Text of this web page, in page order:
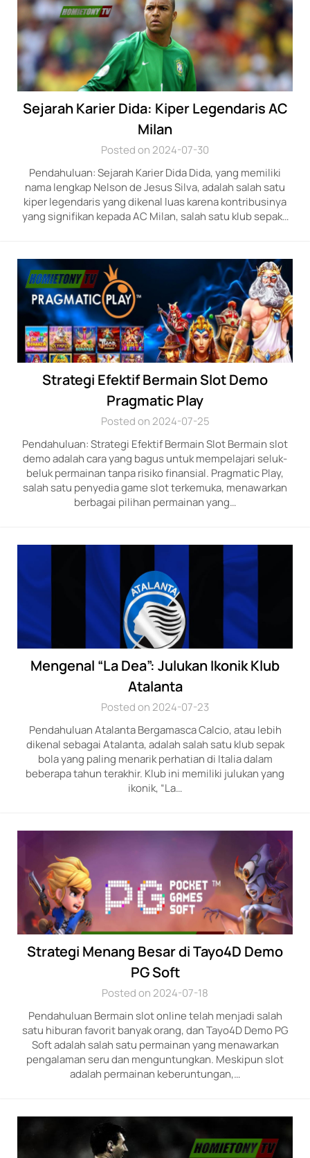
Sejarah Karier Dida: Kiper Legendaris AC
Milan
Posted on 2024-07-30
Pendahuluan: Sejarah Karier Dida Dida, yang memiliki
nama lengkap Nelson de Jesus Silva, adalah salah satu
kiper legendaris yang dikenal luas karena kontribusinya
yang signifikan kepada AC Milan, salah satu klub sepak…
Strategi Efektif Bermain Slot Demo
Pragmatic Play
Posted on 2024-07-25
Pendahuluan: Strategi Efektif Bermain Slot Bermain slot
demo adalah cara yang bagus untuk mempelajari seluk-
beluk permainan tanpa risiko finansial. Pragmatic Play,
salah satu penyedia game slot terkemuka, menawarkan
berbagai pilihan permainan yang…
Mengenal “La Dea”: Julukan Ikonik Klub
Atalanta
Posted on 2024-07-23
Pendahuluan Atalanta Bergamasca Calcio, atau lebih
dikenal sebagai Atalanta, adalah salah satu klub sepak
bola yang paling menarik perhatian di Italia dalam
beberapa tahun terakhir. Klub ini memiliki julukan yang
ikonik, “La…
Strategi Menang Besar di Tayo4D Demo
PG Soft
Posted on 2024-07-18
Pendahuluan Bermain slot online telah menjadi salah
satu hiburan favorit banyak orang, dan Tayo4D Demo PG
Soft adalah salah satu permainan yang menawarkan
pengalaman seru dan menguntungkan. Meskipun slot
adalah permainan keberuntungan,…